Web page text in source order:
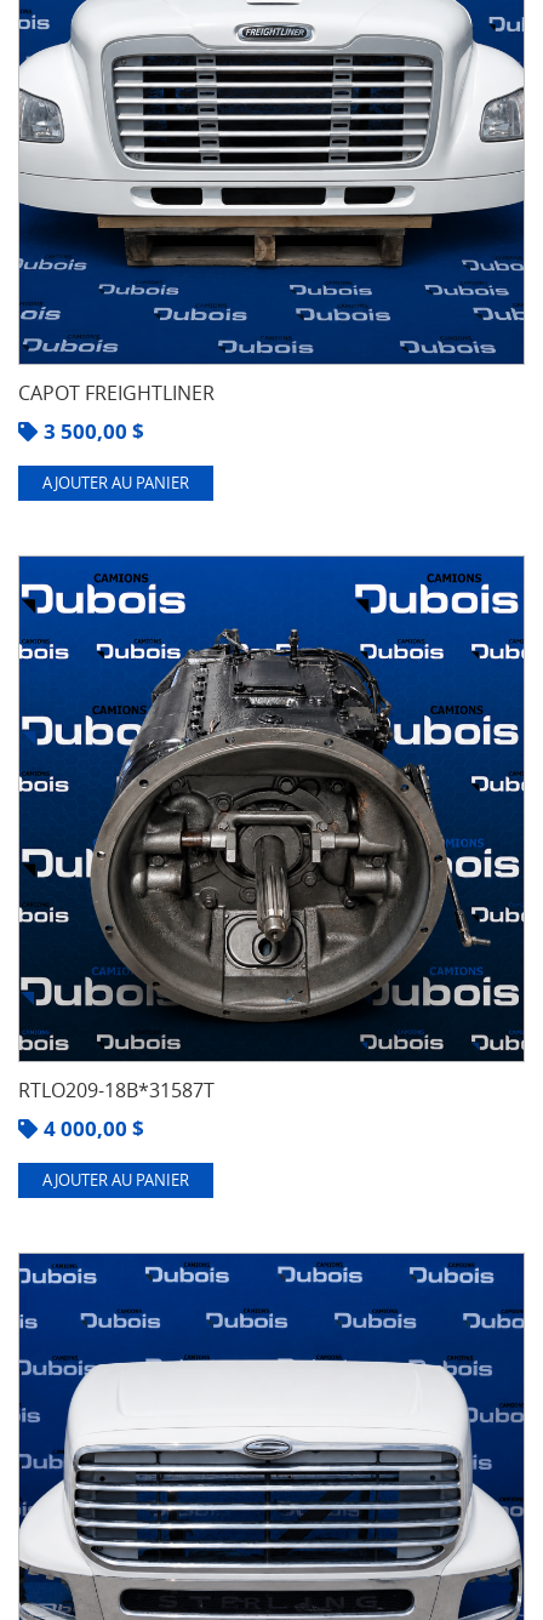
CAPOT FREIGHTLINER
3 500,00 $
AJOUTER AU PANIER
RTLO209-18B*31587T
4 000,00 $
AJOUTER AU PANIER